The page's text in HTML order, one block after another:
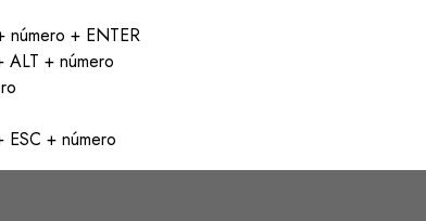
número + ENTER
ALT + número
ESC + número